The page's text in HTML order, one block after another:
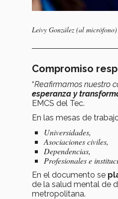
Leivy González (al
Compromiso
“Reafirmamos nuestro
esperanza y
EMCS del Tec.
En las mesas de
Universidades,
Asociaciones civiles,
Dependencias,
Profesionales e
En el documento se
de la salud mental de
metropolitana.